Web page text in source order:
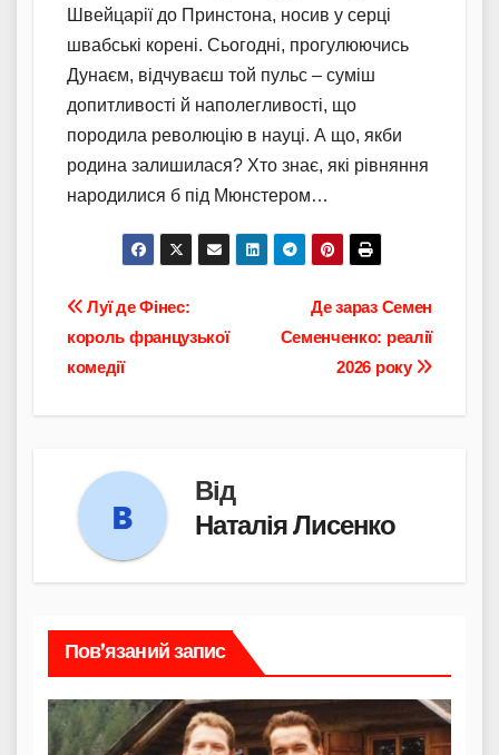
Швейцарії до Принстона, носив у серці
швабські корені. Сьогодні, прогулюючись
Дунаєм, відчуваєш той пульс – суміш
допитливості й наполегливості, що
породила революцію в науці. А що, якби
родина залишилася? Хто знає, які рівняння
народилися б під Мюнстером…
Навігація
записів
Де зараз Семен
Семенченко: реалії
2026 року
Луї де Фінес:
король французької
комедії
Від
Наталія Лисенко
Пов’язаний запис